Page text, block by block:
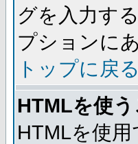
グを入力す
プションに
トップに戻る
HTMLを使
HTMLを使